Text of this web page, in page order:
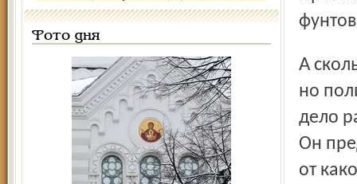
Фото дня
А сколько их в Риме? Это очень раздражало отцов города,
но
дело
Он
от